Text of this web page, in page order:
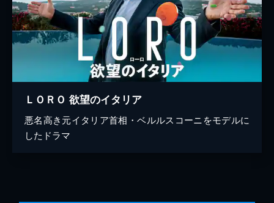
ＬＯＲＯ 欲望のイタリア
悪名高き元イタリア首相・ベルルスコーニをモデルに
したドラマ